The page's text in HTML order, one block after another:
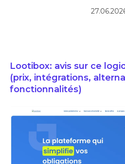
Lootibox: avis sur ce
(prix, intégrations,
fonctionnalités)